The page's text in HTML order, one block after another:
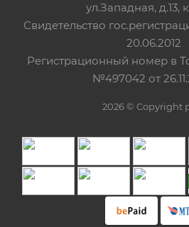
ул.Западная, д.13,
Свидетельство
20.06.2012
Регистрационный номер в
№497042 от
2026 © Copyright